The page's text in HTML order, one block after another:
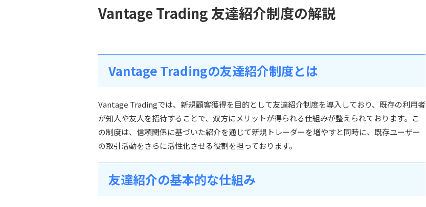
Vantage Trading 友達紹介制度の解説
Vantage Tradingの友達紹介制度とは
Vantage Tradingでは、新規顧客獲得を目的として友達紹介制度を導入しており、既存の利用者
が知人や友人を招待することで、双方にメリットが得られる仕組みが整えられております。こ
の制度は、信頼関係に基づいた紹介を通じて新規トレーダーを増やすと同時に、既存ユーザー
の取引活動をさらに活性化させる役割を担っております。
友達紹介の基本的な仕組み